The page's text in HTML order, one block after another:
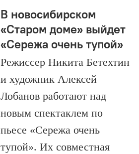
В новосибирском
«Старом доме» выйдет
«Сережа очень тупой»
Режиссер Никита Бетехтин
и художник Алексей
Лобанов работают над
новым спектаклем по
пьесе «Сережа очень
тупой». Их совместная